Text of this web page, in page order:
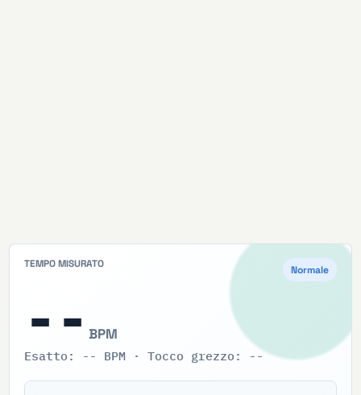
TEMPO MISURATO
Normale
-- BPM
Esatto: -- BPM · Tocco grezzo: --